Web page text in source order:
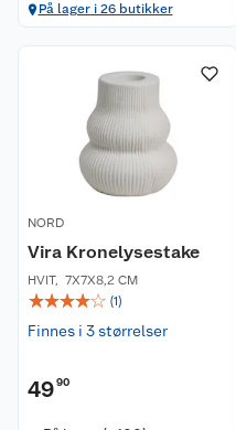
På lager i 26 butikker
NORD
Vira Kronelysestake
HVIT, 7X7X8,2 CM
☆☆☆☆☆ (1)
Finnes i 3 størrelser
4990
Nyheter
Våre butikker
Våre merkevarer
Coop kjeder
Kundeservice
Kontakt oss
Angre- og returrett
Reklamasjon og garanti
Ofte stilte spørsmål
Betalingsalternativer